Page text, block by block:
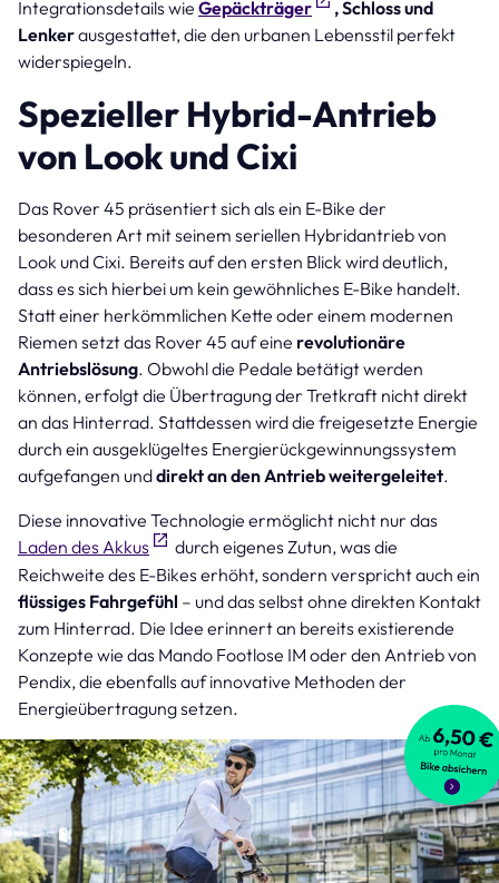
Integrationsdetails wie Gepäckträger
, Schloss und
Lenkerausgestattet, die den urbanen Lebensstil perfekt
widerspiegeln.
Spezieller Hybrid-Antrieb
von Look und Cixi
Das Rover 45 präsentiert sich als ein E-Bike der
besonderen Art mit seinem seriellen Hybridantrieb von
Look und Cixi. Bereits auf den ersten Blick wird deutlich,
dass es sich hierbei um kein gewöhnliches E-Bike handelt.
Statt einer herkömmlichen Kette oder einem modernen
Riemen setzt das Rover 45 auf eine revolutionäre
Antriebslösung. Obwohl die Pedale betätigt werden
können, erfolgt die Übertragung der Tretkraft nicht direkt
an das Hinterrad. Stattdessen wird die freigesetzte Energie
durch ein ausgeklügeltes Energierückgewinnungssystem
aufgefangen unddirekt an den Antrieb weitergeleitet.
Diese innovative Technologie ermöglicht nicht nur das
Laden des Akkus
durch eigenes Zutun, was die
Reichweite des E-Bikes erhöht, sondern verspricht auch ein
flüssiges Fahrgefühl – und das selbst ohne direkten Kontakt
zum Hinterrad. Die Idee erinnert an bereits existierende
Konzepte wie das Mando Footlose IM oder den Antrieb von
Pendix, die ebenfalls auf innovative Methoden der
Energieübertragung setzen.